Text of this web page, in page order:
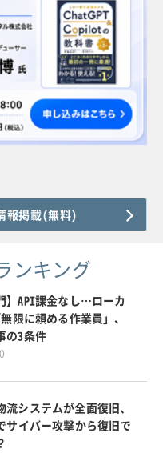
報掲載(無料)
ンキング
】API課金なし…ローカ
限に頼める作業員」、
の3条件
流システムが全面復旧、
サイバー攻撃から復旧で